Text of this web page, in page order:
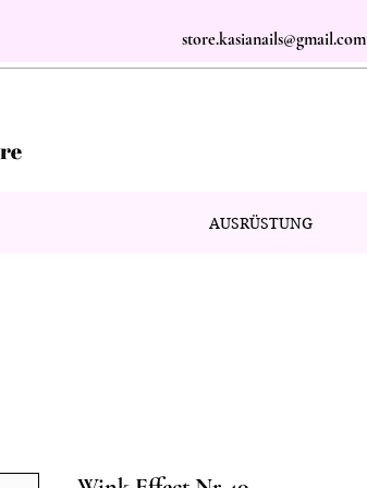
store.kasianails@gmail.com
AUSRÜSTUNG